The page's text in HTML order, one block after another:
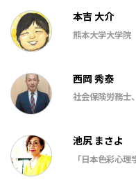
本吉 大介
熊本大学大学
西岡 秀泰
社会保険労務士
池尻 まさよ
「日本色彩心